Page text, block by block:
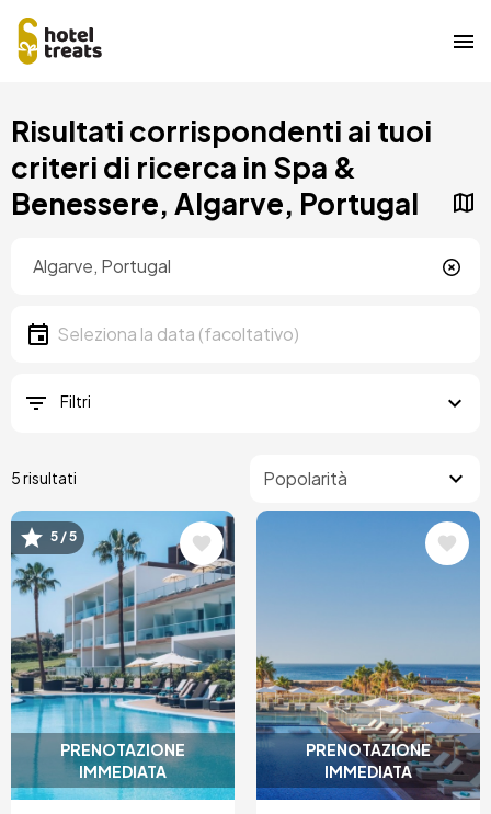
contenuto
principale
Risultati corrispondenti ai tuoi
criteri di ricerca in Spa &
Benessere, Algarve, Portugal
Data
Seleziona la data
Filtri
5 risultati
PRENOTAZIONE
IMMEDIATA
Immagine
5 / 5
PRENOTAZIONE
IMMEDIATA